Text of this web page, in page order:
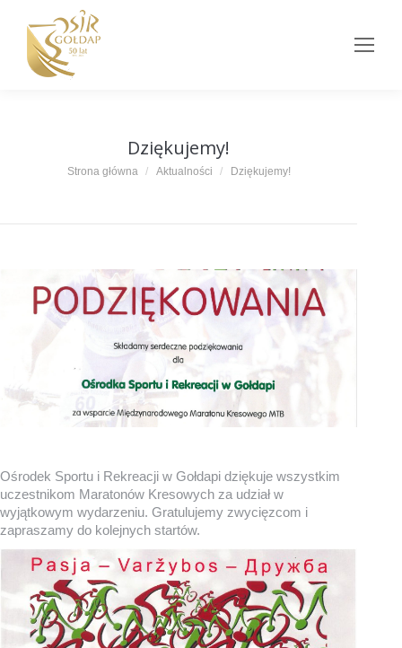
Dziękujemy!
Jesteś tutaj:
Strona główna Aktualności Dziękujemy!
Ośrodek Sportu i Rekreacji w Gołdapi dziękuje wszystkim
uczestnikom Maratonów Kresowych za udział w
wyjątkowym wydarzeniu. Gratulujemy zwycięzcom i
zapraszamy do kolejnych startów.